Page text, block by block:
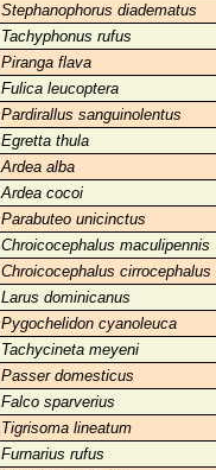
Stephanophorus diadematus
Tachyphonus rufus
Piranga flava
Fulica leucoptera
Pardirallus sanguinolentus
Egretta thula
Ardea alba
Ardea cocoi
Parabuteo unicinctus
Chroicocephalus maculipennis
Chroicocephalus cirrocephalus
Larus dominicanus
Pygochelidon cyanoleuca
Tachycineta meyeni
Passer domesticus
Falco sparverius
Tigrisoma lineatum
Furnarius rufus